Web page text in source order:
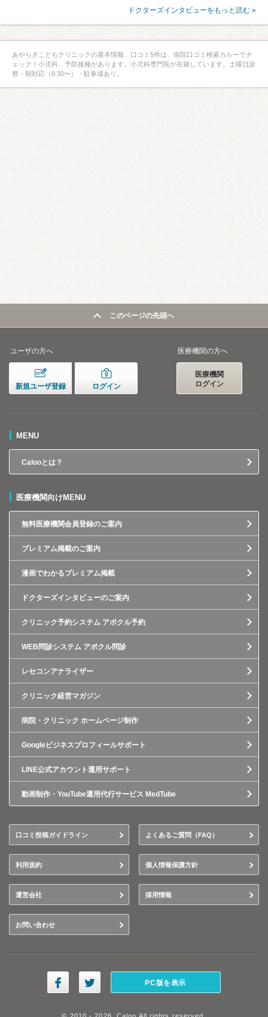
ドクターズインタビューをもっと読む »
あやらぎこどもクリニックの基本情報、口コミ5件は、病院口コミ検索カルーでチ
ェック！小児科、予防接種があります。小児科専門医が在籍しています。土曜日診
察・朝対応（8:30〜）・駐車場あり。
このページの先頭へ
ユーザの方へ
新規ユーザ登録 ログイン
医療機関の方へ
医療機関
ログイン
MENU
Calooとは？
医療機関向けMENU
無料医療機関会員登録のご案内
プレミアム掲載のご案内
漫画でわかるプレミアム掲載
ドクターズインタビューのご案内
クリニック予約システム アポクル予約
WEB問診システム アポクル問診
レセコンアナライザー
クリニック経営マガジン
病院・クリニック ホームページ制作
Googleビジネスプロフィールサポート
LINE公式アカウント運用サポート
動画制作・YouTube運用代行サービス MedTube
口コミ投稿ガイドライン よくあるご質問（FAQ）
利用規約 個人情報保護方針
運営会社 採用情報
お問い合わせ
PC版を表示